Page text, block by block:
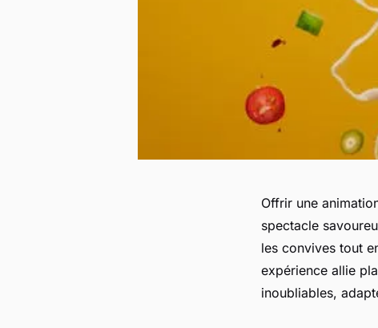
Offrir une
spectacle
les convives tout
expérience allie
inoubliables,